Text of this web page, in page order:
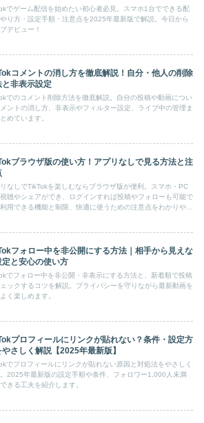
でゲーム配信を始めたい初心者必見。スマホ1台でできる配
り方・設定手順・注意点を2025年最新版で解説。今日から
デビュー！
コメントの消し方を徹底解説！自分・他人の削除
と非表示設定
でのコメント削除方法を徹底解説。自分の投稿や動画につい
ントの消し方、非表示やフィルター設定、ライブ中の管理ま
めています。
ブラウザ版の使い方！アプリなしで見る方法と注
なしでTikTokを楽しむならブラウザ版が便利。スマホ・PC
聴やシェアができ、ログインすれば投稿やフォローも可能で
用できる機能と制限、快適に使うための注意点をわかりやす
フォロー中を非公開にする方法｜相手から見えな
定と安心の使い方
でフォロー中を非公開・非表示にする方法と、新着順で投稿
ックするコツを解説。プライバシーを守りながら最新動画を
く楽しめます。
プロフィールにリンクが貼れない？条件・設定方
やさしく解説【2025年最新版】
でプロフィールにリンクが貼れない原因と対処法をやさしく
2025年最新版の設定手順や条件、フォロワー1,000人未満
きる工夫を紹介します。